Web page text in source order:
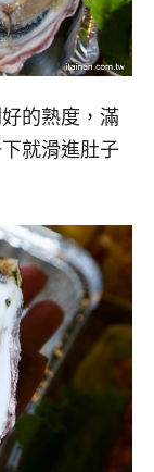
的熟度，滿
就滑進肚子